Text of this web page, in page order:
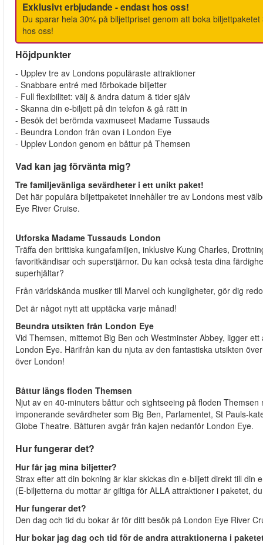
Exklusivt erbjudande - endast hos oss!
Du sparar hela 30% på biljettpriset genom att boka
hos oss!
Höjdpunkter
- Upplev tre av Londons populäraste attraktioner
- Snabbare entré med förbokade biljetter
- Full flexibilitet: välj & ändra datum & tider själv
- Skanna din e-biljett på din telefon & gå rätt in
- Besök det berömda vaxmuseet Madame Tussauds
- Beundra London från ovan i London Eye
- Upplev London genom en båttur på Themsen
Vad kan jag förvänta mig?
Tre familjevänliga sevärdheter i ett unikt paket!
Det här populära biljettpaketet innehåller tre av Londons mest
Eye River Cruise.
Utforska Madame Tussauds London
Träffa den brittiska kungafamiljen, inklusive Kung Charles,
favoritkändisar och superstjärnor. Du kan också testa dina
superhjältar?
Från världskända musiker till Marvel och kungligheter, gör dig
Det är något nytt att upptäcka varje månad!
Beundra utsikten från London Eye
Vid Themsen, mittemot Big Ben och Westminster Abbey, ligger
London Eye. Härifrån kan du njuta av den fantastiska utsikten
över London!
Båttur längs floden Themsen
Njut av en 40-minuters båttur och sightseeing på floden
imponerande sevärdheter som Big Ben, Parlamentet, St Pauls-
Globe Theatre. Båtturen avgår från kajen nedanför London Eye.
Hur fungerar det?
Hur får jag mina biljetter?
Strax efter att din bokning är klar skickas din e-biljett direkt till din
(E-biljetterna du mottar är giltiga för ALLA attraktioner i paketet,
Hur fungerar det?
Den dag och tid du bokar är för ditt besök på London Eye River
Hur bokar jag dag och tid för de andra attraktionerna i